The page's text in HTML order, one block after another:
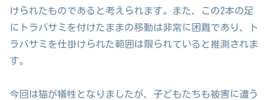
けられたものであると考えられます。また、この2本の足
にトラバサミを付けたままの移動は非常に困難であり、ト
ラバサミを仕掛けられた範囲は限られていると推測されま
す。
今回は猫が犠牲となりましたが、子どもたちも被害に遭う